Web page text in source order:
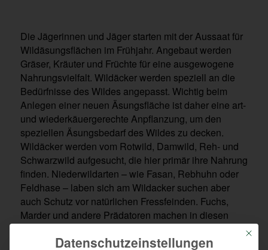
Die Jägerinnen und Jäger starten mit der Aussaat für
Wildäsungsflächen im Frühjahr. Angebaut werden
Gräser, Kräuter und Früchte für eine ausgewogene
Nahrungsvielfalt. Wildäcker werden speziell an die
Bedürfnisse des Wildes angepasst. Wichtig beim
Anlegen einer neuen Äsungsfläche ist daher eine art-
und wiederkäuergerechte Anpflanzung, um den
speziellen Äsungsbedarf des Wildes zu decken.
Wildäcker werden vom Rotwild, Damwild, Reh- und
Schwarzwild aufgesucht, die hier primär ihre Nahrung
finden. Niederwildarten – wie Fasan, Rebhuhn oder
Feldhase – laben sich am Wildacker suchen aber
auch Schutz vor natürlichen Fressfeinden. Fuchs,
Marder und andere Prädatoren machen in diesen
sich selbst zur Nahrungsaufnahme am Wildacker
Mit
Datenschutzeinstellungen